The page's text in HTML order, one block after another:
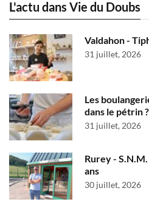
L'actu dans Vie du Doubs
Valdahon -
31 juillet, 2026
Les
dans le pétrin ?
31 juillet, 2026
Rurey -
ans
30 juillet, 2026